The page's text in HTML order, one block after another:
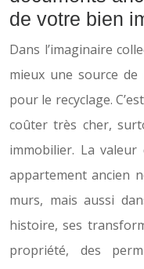
de votre bien
Dans l’imaginaire
mieux une source
pour le recyclage.
coûter très cher,
immobilier. La valeur
appartement ancien
murs, mais aussi
histoire, ses
propriété, des